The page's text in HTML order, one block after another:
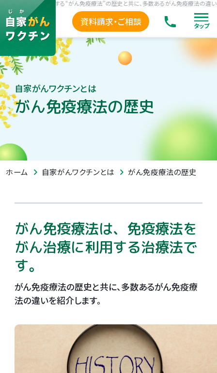
がん治療に利用する“がん免疫療法”の歴史と共に、多数あるがん免疫療法の違いを
資料請求・ご相談 タップ
自家がんワクチンとは
がん免疫療法の歴史
ホーム 自家がんワクチンとは がん免疫療法の歴史
がん免疫療法は、 免疫療法を
がん治療に利用する治療法で
す。
がん免疫療法の歴史と共に、多数あるがん免疫療
法の違いを紹介します。